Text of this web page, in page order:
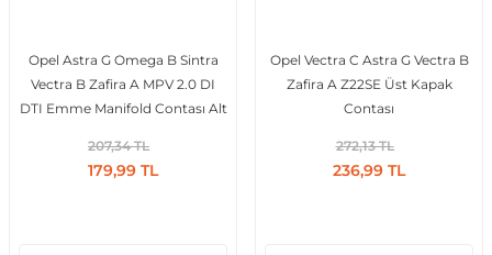
Opel Astra G Omega B Sintra
Vectra B Zafira A MPV 2.0 DI
DTI Emme Manifold Contası Alt
207,34 TL
179,99 TL
Opel Vectra C Astra G Vectra B
Zafira A Z22SE Üst Kapak
Contası
272,13 TL
236,99 TL